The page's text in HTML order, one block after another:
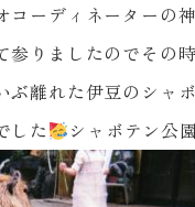
ーディネーターの
参りましたのでその
ぶ離れた伊豆のシャ
した
シャボテン公